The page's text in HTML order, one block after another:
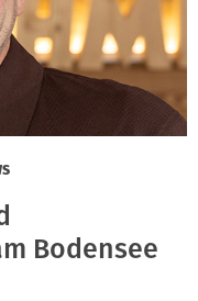
Bodensee